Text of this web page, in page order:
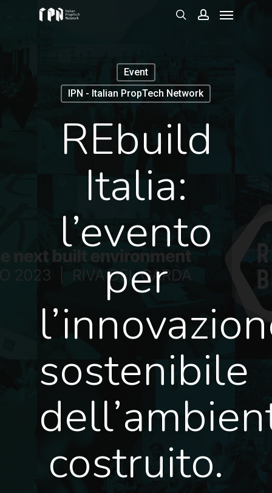
Event
IPN - Italian PropTech Network
REbuild
Italia:
l’evento
per
sostenibile
costruito.